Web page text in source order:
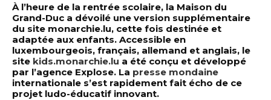
À l’heure de la rentrée scolaire, la Maison du
Grand-Duc a dévoilé une version supplémentaire
du site monarchie.lu, cette fois destinée et
adaptée aux enfants. Accessible en
luxembourgeois, français, allemand et anglais, le
site kids.monarchie.lu a été conçu et développé
par l’agence Explose. La presse mondaine
internationale s’est rapidement fait écho de ce
projet ludo-éducatif innovant.